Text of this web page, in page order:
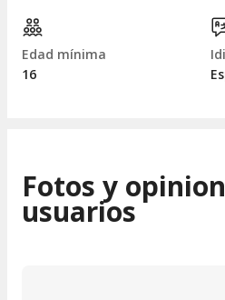
Edad mínima
16
Fotos y
usuarios